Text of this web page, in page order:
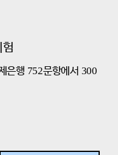
은행 752문항에서 300